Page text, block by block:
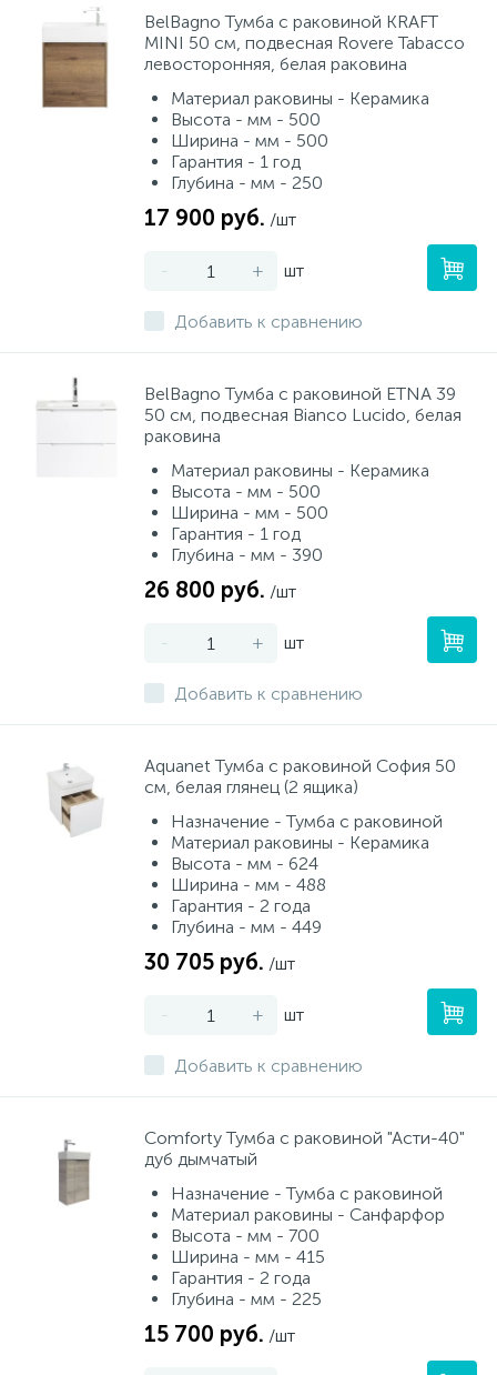
BelBagno Тумба с раковиной KRAFT
MINI 50 см, подвесная Rovere Tabacco
левосторонняя, белая раковина
Материал раковины - Керамика
Высота - мм - 500
Ширина - мм - 500
Гарантия - 1 год
Глубина - мм - 250
17 900 руб. /шт
- + шт
Добавить к сравнению
BelBagno Тумба с раковиной ETNA 39
50 см, подвесная Bianco Lucido, белая
раковина
Материал раковины - Керамика
Высота - мм - 500
Ширина - мм - 500
Гарантия - 1 год
Глубина - мм - 390
26 800 руб. /шт
- + шт
Добавить к сравнению
Aquanet Тумба с раковиной София 50
см, белая глянец (2 ящика)
Назначение - Тумба с раковиной
Материал раковины - Керамика
Высота - мм - 624
Ширина - мм - 488
Гарантия - 2 года
Глубина - мм - 449
30 705 руб. /шт
- + шт
Добавить к сравнению
Сomforty Тумба с раковиной "Асти-40"
дуб дымчатый
Назначение - Тумба с раковиной
Материал раковины - Санфарфор
Высота - мм - 700
Ширина - мм - 415
Гарантия - 2 года
Глубина - мм - 225
15 700 руб. /шт